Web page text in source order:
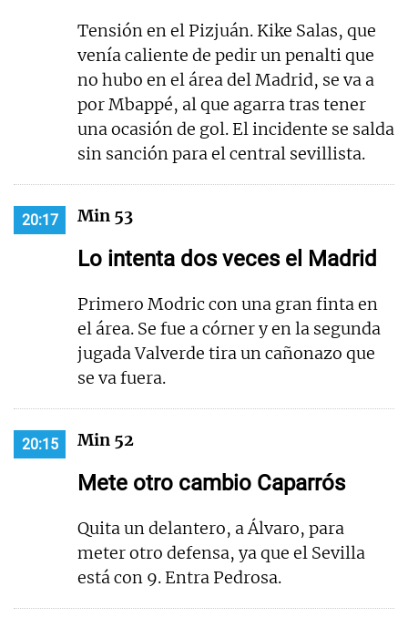
Tensión en el Pizjuán. Kike Salas, que
venía caliente de pedir un penalti que
no hubo en el área del Madrid, se va a
por Mbappé, al que agarra tras tener
una ocasión de gol. El incidente se salda
sin sanción para el central sevillista.
20:17 Min 53
Lo intenta dos veces el Madrid
Primero Modric con una gran finta en
el área. Se fue a córner y en la segunda
jugada Valverde tira un cañonazo que
se va fuera.
20:15 Min 52
Mete otro cambio Caparrós
Quita un delantero, a Álvaro, para
meter otro defensa, ya que el Sevilla
está con 9. Entra Pedrosa.